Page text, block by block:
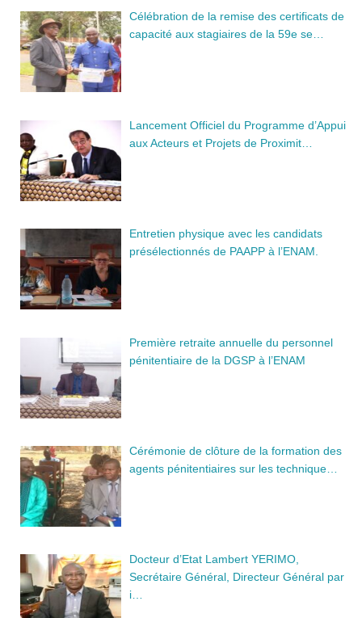
Célébration de la remise des certificats de
capacité aux stagiaires de la 59e se…
Lancement Officiel du Programme d’Appui
aux Acteurs et Projets de Proximit…
Entretien physique avec les candidats
présélectionnés de PAAPP à l’ENAM.
Première retraite annuelle du personnel
pénitentiaire de la DGSP à l’ENAM
Cérémonie de clôture de la formation des
agents pénitentiaires sur les technique…
Docteur d’Etat Lambert YERIMO,
Secrétaire Général, Directeur Général par
i…